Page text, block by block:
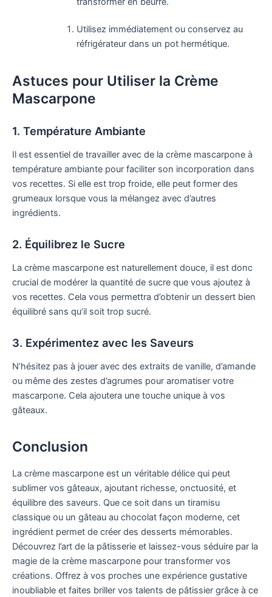
Utilisez immédiatement ou conservez au
réfrigérateur dans un pot hermétique.
Astuces pour Utiliser la Crème
Mascarpone
1. Température Ambiante
Il est essentiel de travailler avec de la crème mascarpone à
température ambiante pour faciliter son incorporation dans
vos recettes. Si elle est trop froide, elle peut former des
grumeaux lorsque vous la mélangez avec d’autres
ingrédients.
2. Équilibrez le Sucre
La crème mascarpone est naturellement douce, il est donc
crucial de modérer la quantité de sucre que vous ajoutez à
vos recettes. Cela vous permettra d’obtenir un dessert bien
équilibré sans qu’il soit trop sucré.
3. Expérimentez avec les Saveurs
N’hésitez pas à jouer avec des extraits de vanille, d’amande
ou même des zestes d’agrumes pour aromatiser votre
mascarpone. Cela ajoutera une touche unique à vos
gâteaux.
Conclusion
La crème mascarpone est un véritable délice qui peut
sublimer vos gâteaux, ajoutant richesse, onctuosité, et
équilibre des saveurs. Que ce soit dans un tiramisu
classique ou un gâteau au chocolat façon moderne, cet
ingrédient permet de créer des desserts mémorables.
Découvrez l’art de la pâtisserie et laissez-vous séduire par la
magie de la crème mascarpone pour transformer vos
créations. Offrez à vos proches une expérience gustative
inoubliable et faites briller vos talents de pâtissier grâce à ce